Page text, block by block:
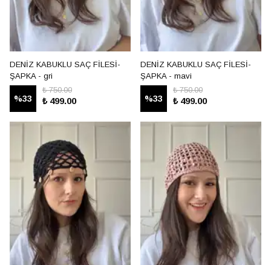
DENİZ KABUKLU SAÇ FİLESİ-
ŞAPKA - gri
%33
₺ 750.00
₺ 499.00
DENİZ KABUKLU SAÇ FİLESİ-
ŞAPKA - mavi
%33
₺ 750.00
₺ 499.00